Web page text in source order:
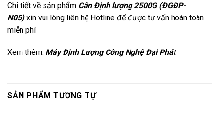
Chi tiết về sản phẩm Cân Định lượng 2500G (ĐGĐP-
N05)xin vui lòng liên hệ Hotline để được tư vấn hoàn toàn
miễn phí
Xem thêm: Máy Định Lượng Công Nghệ Đại Phát
SẢN PHẨM TƯƠNG TỰ